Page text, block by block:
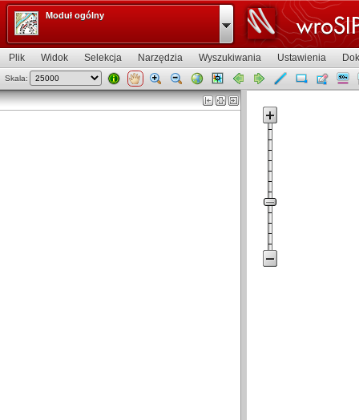
Plik Widok Selekcja Narzędzia Wyszukiwania Ustawienia
Skala:
Widok mapy
Moduł ogólny